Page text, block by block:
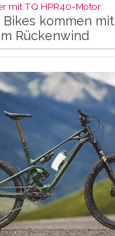
mit TQ HPR40-Motor:
Bikes kommen mit
Rückenwind